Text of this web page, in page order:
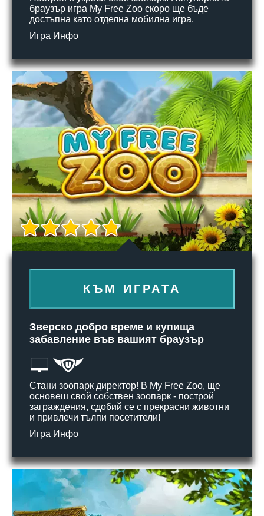
браузър игра My Free Zoo скоро ще бъде
достъпна като отделна мобилна игра.
Игра Инфо
КЪМ ИГРАТА
Зверско добро време и купища
забавление във вашият браузър
Стани зоопарк директор! В My Free Zoo, ще
основеш свой собствен зоопарк - построй
заграждения, сдобий се с прекрасни животни
и привлечи тълпи посетители!
Игра Инфо